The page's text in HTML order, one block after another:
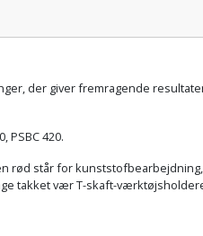
der giver fremragende
PSBC 420.
rød står for
takket vær T-skaft-